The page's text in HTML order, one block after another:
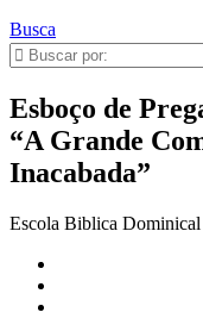
Busca
Esboço de
“A Grande
Inacabada”
Escola Biblica Dominical